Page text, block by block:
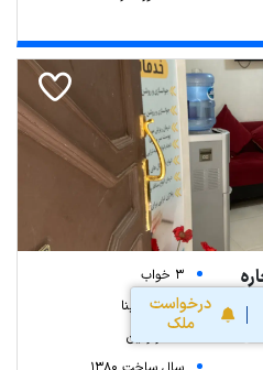
درخواست
ملک
3 خواب
10 متر زیربنا
-- متر زمین